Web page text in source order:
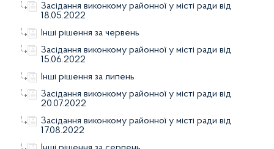
Засідання виконкому районної у місті ради від
18.05.2022
Інші рішення за червень
Засідання виконкому районної у місті ради від
15.06.2022
Інші рішення за липень
Засідання виконкому районної у місті ради від
20.07.2022
Засідання виконкому районної у місті ради від
17.08.2022